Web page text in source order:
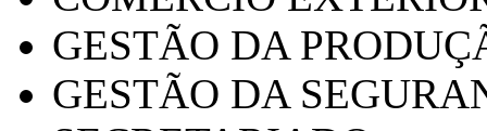
GESTÃO DA
GESTÃO DA